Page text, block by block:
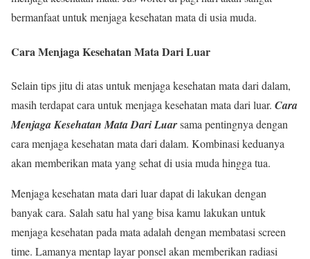
bermanfaat untuk menjaga kesehatan mata di usia muda.
Cara Menjaga Kesehatan Mata Dari Luar
Selain tips jitu di atas untuk menjaga kesehatan mata dari dalam,
masih terdapat cara untuk menjaga kesehatan mata dari luar. Cara
Menjaga Kesehatan Mata Dari Luarsama pentingnya dengan
cara menjaga kesehatan mata dari dalam. Kombinasi keduanya
akan memberikan mata yang sehat di usia muda hingga tua.
Menjaga kesehatan mata dari luar dapat di lakukan dengan
banyak cara. Salah satu hal yang bisa kamu lakukan untuk
menjaga kesehatan pada mata adalah dengan membatasi screen
time. Lamanya mentap layar ponsel akan memberikan radiasi